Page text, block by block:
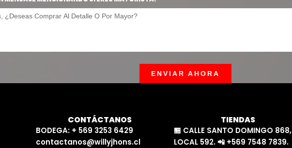
ENVIAR AHORA
CONTÁCTANOS
BODEGA: + 569 3253 6429
contactanos@willyjhons.cl
TIENDAS
🏪 CALLE SANTO DOMINGO 868,
LOCAL 592. 📲 +569 7548 7839.